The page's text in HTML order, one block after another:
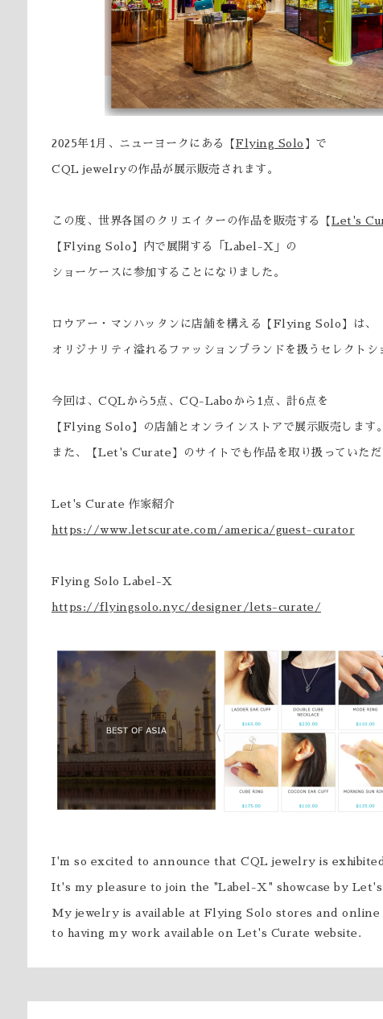
2025年1月、ニューヨークにある【 Flying Solo 】で
CQL jewelryの作品が展示販売されます。
この度、世界各国のクリエイターの作品を販売する【 Let's
【Flying Solo】内で展開する「Label-X」の
ショーケースに参加することになりました。
ロウアー・マンハッタンに店舗を構える【Flying Solo】は、
オリジナリティ溢れるファッションブランドを扱うセレクトシ
今回は、CQLから5点、CQ-Laboから1点、計6点を
【Flying Solo】の店舗とオンラインストアで展示販売します。
また、【Let's Curate】のサイトでも作品を取り扱っていただ
Let's Curate 作家紹介
https://www.letscurate.com/america/guest-curator
Flying Solo Label-X
https://flyingsolo.nyc/designer/lets-curate/
I'm so excited to announce that CQL jewelry is
It's my pleasure to join the "Label-X" showcase by
My jewelry is available at Flying Solo stores and online
to having my work available on Let's Curate website.